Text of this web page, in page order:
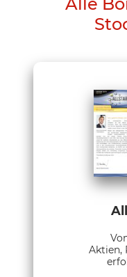
Aktien,